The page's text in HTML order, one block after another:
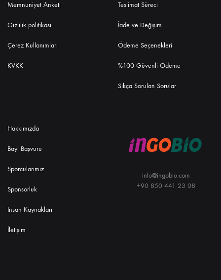
Memnuniyet Anketi
Gizlilik politikası
Çerez Kullanımları
KVKK
Teslimat Süreci
İade ve Değişim
Ödeme Seçenekleri
%100 Güvenli Ödeme
Sıkça Sorulan Sorular
Hakkımızda
Bayi Başvuru
Sporcularımız
Sponsorluk
İnsan Kaynakları
İletişim
info@ingobio.com
+90 850 441 23 08